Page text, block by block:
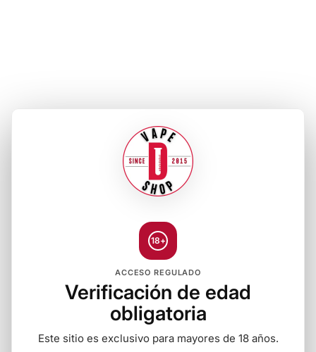
18+
ACCESO REGULADO
Verificación de edad
obligatoria
Este sitio es exclusivo para mayores de 18 años.